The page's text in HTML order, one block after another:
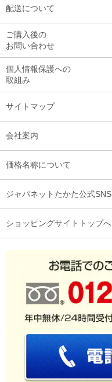
配送について
ご購入後の
お問い合わせ
個人情報保護への
取組み
サイトマップ
会社案内
価格名称について
ジャパネットたかた公式SNS
ショッピングサイトトップへ